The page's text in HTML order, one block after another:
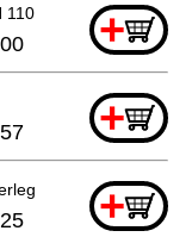
VOLT +
+
M3.5x6
+